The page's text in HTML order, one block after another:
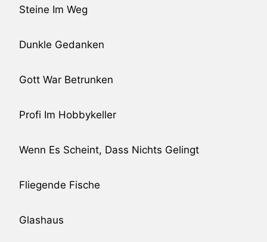
Steine Im Weg
Dunkle Gedanken
Gott War Betrunken
Profi Im Hobbykeller
Wenn Es Scheint, Dass Nichts Gelingt
Fliegende Fische
Glashaus